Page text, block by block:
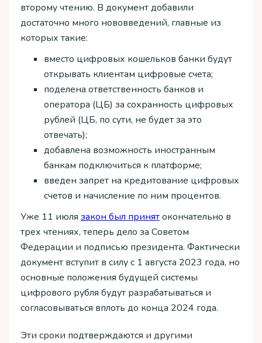
второму чтению. В документ добавили
достаточно много нововведений, главные из
которых такие:
вместо цифровых кошельков банки будут
открывать клиентам цифровые счета;
поделена ответственность банков и
оператора (ЦБ) за сохранность цифровых
рублей (ЦБ, по сути, не будет за это
отвечать);
добавлена возможность иностранным
банкам подключиться к платформе;
введен запрет на кредитование цифровых
счетов и начисление по ним процентов.
Уже 11 июля закон был принятокончательно в
трех чтениях, теперь дело за Советом
Федерации и подписью президента. Фактически
документ вступит в силу с 1 августа 2023 года, но
основные положения будущей системы
цифрового рубля будут разрабатываться и
согласовываться вплоть до конца 2024 года.
Эти сроки подтверждаются и другими